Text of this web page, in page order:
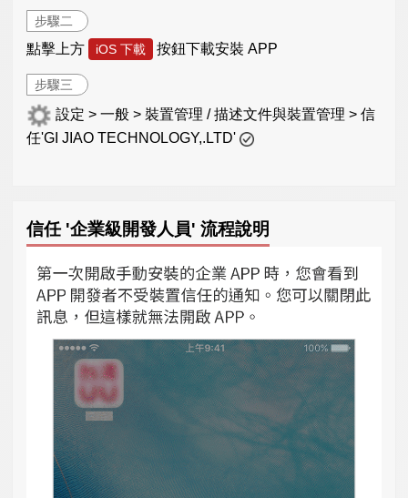
步驟二
點擊上方 iOS 下載 按鈕下載安裝 APP
步驟三
設定 > 一般 > 裝置管理 / 描述文件與裝置管理 > 信
任'GI JIAO TECHNOLOGY,.LTD'
信任 '企業級開發人員' 流程說明